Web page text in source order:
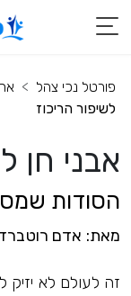
פורטל נכי צהל
לשיפור הריכוז
אבני חן
הסודות
מאת: אדם
זה לעולם לא יזיק